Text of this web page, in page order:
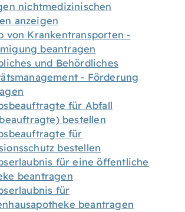
nichtmedizinischen
anzeigen
von Krankentransporten -
beantragen
und Behördliches
- Förderung
für Abfall
bestellen
für
bestellen
für eine öffentliche
beantragen
für
beantragen